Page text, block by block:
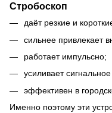
Стробоскоп
даёт резкие и
сильнее привлекает
работает импульсно;
усиливает
эффективен в
Именно поэтому эти